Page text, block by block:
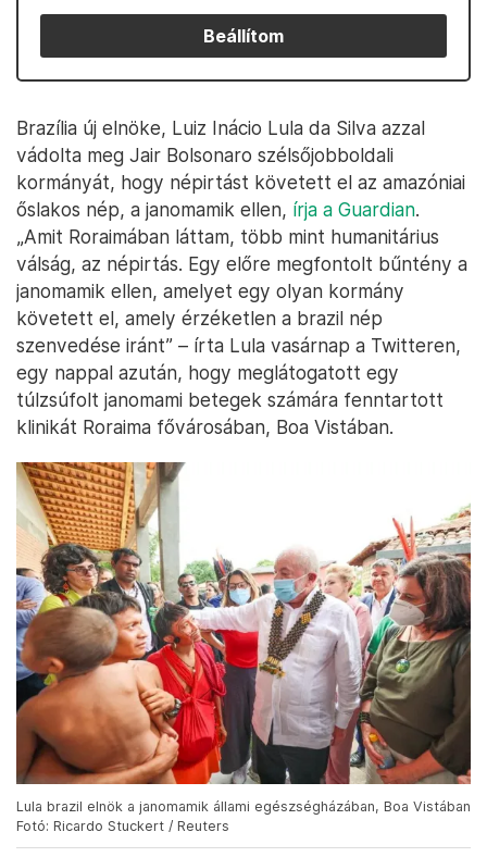
Beállítom
Brazília új elnöke, Luiz Inácio Lula da Silva azzal
vádolta meg Jair Bolsonaro szélsőjobboldali
kormányát, hogy népirtást követett el az amazóniai
őslakos nép, a janomamik ellen, írja a Guardian.
„Amit Roraimában láttam, több mint humanitárius
válság, az népirtás. Egy előre megfontolt bűntény a
janomamik ellen, amelyet egy olyan kormány
követett el, amely érzéketlen a brazil nép
szenvedése iránt” – írta Lula vasárnap a Twitteren,
egy nappal azután, hogy meglátogatott egy
túlzsúfolt janomami betegek számára fenntartott
klinikát Roraima fővárosában, Boa Vistában.
Lula brazil elnök a janomamik állami egészségházában, Boa Vistában
Fotó: Ricardo Stuckert / Reuters